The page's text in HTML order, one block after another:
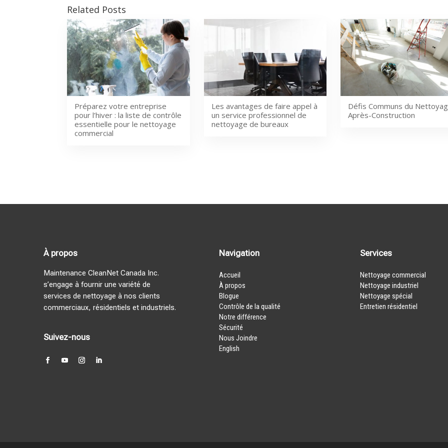
Related Posts
Préparez votre entreprise
pour l’hiver : la liste de contrôle
essentielle pour le nettoyage
commercial
Les avantages de faire appel à
un service professionnel de
nettoyage de bureaux
Défis Communs du
Après-Construction
À propos
Maintenance CleanNet Canada Inc.
s’engage à fournir une variété de
services de nettoyage à nos clients
commerciaux, résidentiels et industriels.
Suivez-nous
Navigation
Accueil
À propos
Blogue
Contrôle de la qualité
Notre différence
Sécurité
Nous Joindre
English
Services
Nettoyage commercial
Nettoyage industriel
Nettoyage spécial
Entretien résidentiel